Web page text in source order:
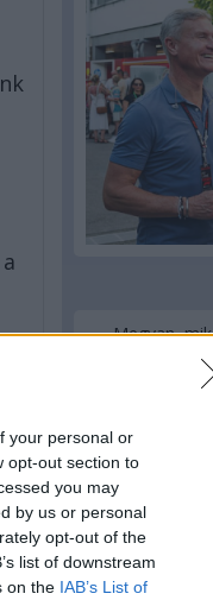
your personal or
opt-out section to
you may
by us or personal
opt-out of the
list of downstream
on the IAB’s List of
Megvan,